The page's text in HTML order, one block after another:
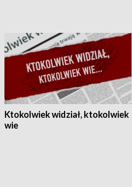
Ktokolwiek widział, ktokolwiek
wie